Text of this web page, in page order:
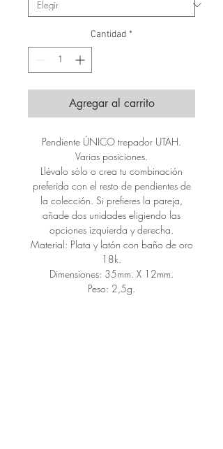
Cantidad *
Agregar al carrito
Pendiente ÚNICO trepador UTAH.
Varias posiciones.
Llévalo sólo o crea tu combinación
preferida con el resto de pendientes de
la colección. Si prefieres la pareja,
añade dos unidades eligiendo las
opciones izquierda y derecha.
Material: Plata y latón con baño de oro
18k.
Dimensiones: 35mm. X 12mm.
Peso: 2,5g.